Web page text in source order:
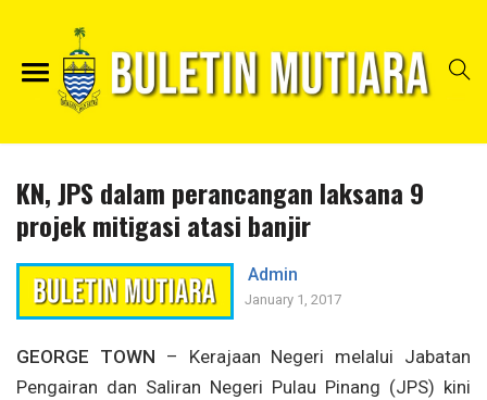
KN, JPS dalam perancangan laksana 9
projek mitigasi atasi banjir
Admin
January 1, 2017
GEORGE TOWN – Kerajaan Negeri melalui Jabatan
Pengairan dan Saliran Negeri Pulau Pinang (JPS) kini